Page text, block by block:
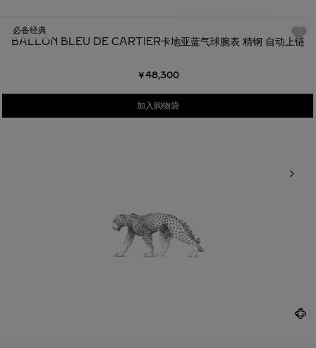
BALLON BLEU DE CARTIER卡地亚蓝气球腕表 精钢 自动上链
￥48,300
加入购物袋
必备经典